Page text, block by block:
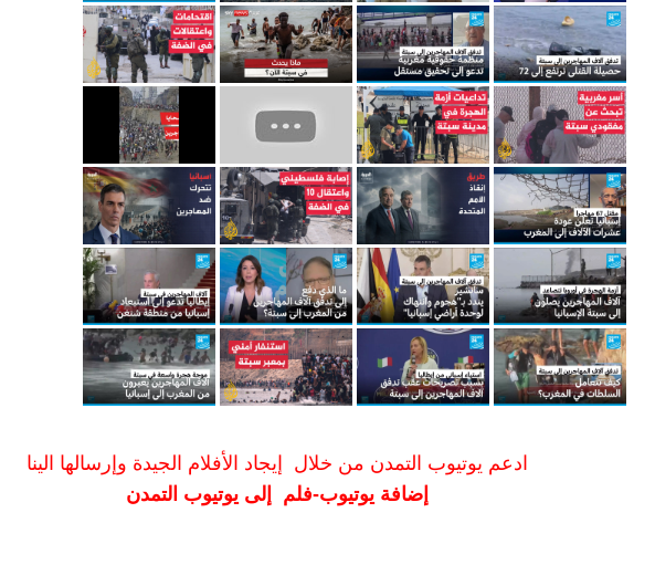
ادعم يوتيوب التمدن من خلال إيجاد الأفلام الجيدة وإرسالها الينا
إضافة يوتيوب-فلم إلى يوتيوب التمدن